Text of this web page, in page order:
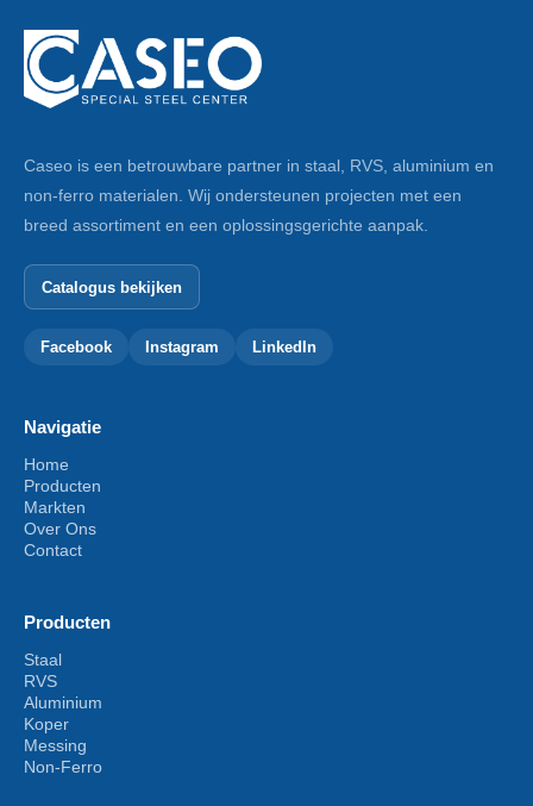
Caseo is een betrouwbare partner in staal, RVS, aluminium en
non-ferro materialen. Wij ondersteunen projecten met een
breed assortiment en een oplossingsgerichte aanpak.
Catalogus bekijken
Facebook Instagram LinkedIn
Navigatie
Home
Producten
Markten
Over Ons
Contact
Producten
Staal
RVS
Aluminium
Koper
Messing
Non-Ferro